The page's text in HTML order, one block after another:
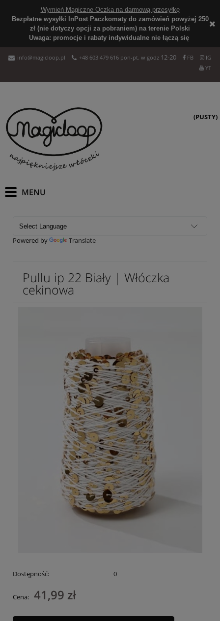
Wymień Magiczne Oczka na darmową przesyłkę
Bezpłatne wysyłki InPost Paczkomaty do zamówień powyżej 250
zł (nie dotyczy opcji za pobraniem) na terenie Polski
Uwaga: promocje i rabaty indywidualne nie łączą się
info@magicloop.pl +48 603 479 616 pon-pt. w godz 12-20 FB
IG
YT
(PUSTY)
Powered by Translate
Pullu ip 22 Biały | Włóczka
cekinowa
Dostępność: 0
Cena: 41,99 zł